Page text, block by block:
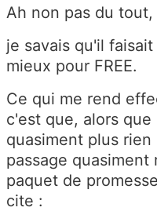
Ah non pas du tout,
je savais qu'il
mieux pour FREE.
Ce qui me rend
c'est que, alors que
quasiment plus
passage
paquet de
cite :